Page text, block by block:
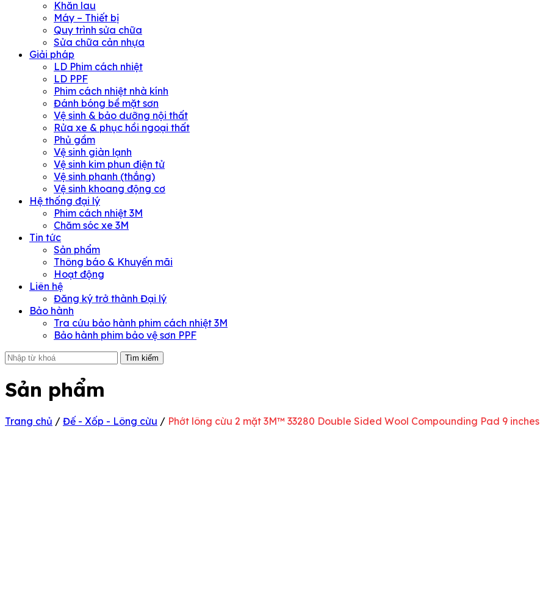
Khăn lau
Máy – Thiết bị
Quy trình sửa chữa
Sửa chữa cản nhựa
Giải pháp
LD Phim cách nhiệt
LD PPF
Phim cách nhiệt nhà kính
Đánh bóng bề mặt sơn
Vệ sinh & bảo dưỡng nội thất
Rửa xe & phục hồi ngoại thất
Phủ gầm
Vệ sinh giàn lạnh
Vệ sinh kim phun điện tử
Vệ sinh phanh (thắng)
Vệ sinh khoang động cơ
Hệ thống đại lý
Phim cách nhiệt 3M
Chăm sóc xe 3M
Tin tức
Sản phẩm
Thông báo & Khuyến mãi
Hoạt động
Liên hệ
Đăng ký trở thành Đại lý
Bảo hành
Tra cứu bảo hành phim cách nhiệt 3M
Bảo hành phim bảo vệ sơn PPF
Tìm kiếm
Sản phẩm
Trang chủ / Đế - Xốp - Lông cừu / Phớt lông cừu 2 mặt 3M™ 33280 Double Sided Wool Compounding Pad 9 inches